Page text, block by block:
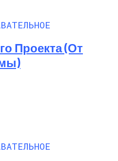
Проекта (от